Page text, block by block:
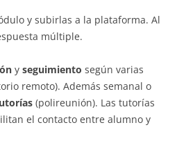
y subirlas a la plataforma. Al
múltiple.
y seguimiento según varias
remoto). Además semanal o
(polireunión). Las tutorías
el contacto entre alumno y